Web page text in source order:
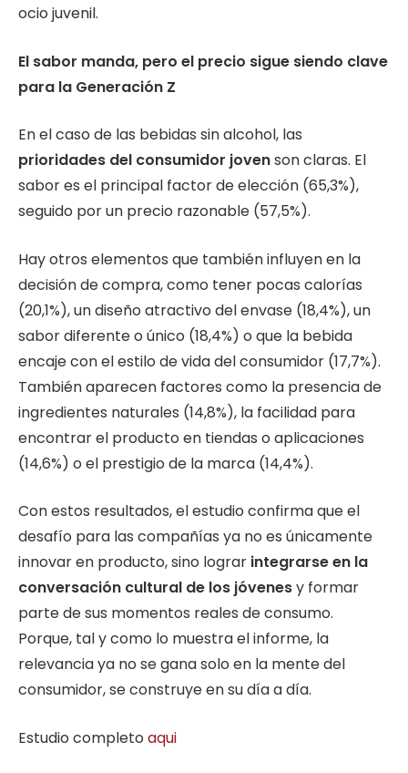
ocio juvenil.
El sabor manda, pero el precio sigue siendo clave
para la Generación Z
En el caso de las bebidas sin alcohol, las
prioridades del consumidor jovenson claras. El
sabor es el principal factor de elección (65,3%),
seguido por un precio razonable (57,5%).
Hay otros elementos que también influyen en la
decisión de compra, como tener pocas calorías
(20,1%), un diseño atractivo del envase (18,4%), un
sabor diferente o único (18,4%) o que la bebida
encaje con el estilo de vida del consumidor (17,7%).
También aparecen factores como la presencia de
ingredientes naturales (14,8%), la facilidad para
encontrar el producto en tiendas o aplicaciones
(14,6%) o el prestigio de la marca (14,4%).
Con estos resultados, el estudio confirma que el
desafío para las compañías ya no es únicamente
innovar en producto, sino lograr integrarse en la
conversación cultural de los jóvenesy formar
parte de sus momentos reales de consumo.
Porque, tal y como lo muestra el informe, la
relevancia ya no se gana solo en la mente del
consumidor, se construye en su día a día.
Estudio completo aqui